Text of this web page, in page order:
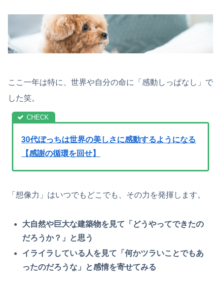
ここ一年は特に、世界や自分の命に「感動しっぱなし」で
した笑。
30代ぼっちは世界の美しさに感動するようになる
【感謝の循環を回せ】
「想像力」はいつでもどこでも、その力を発揮します。
大自然や巨大な建築物を見て「どうやってできたの
だろうか？」と思う
イライラしている人を見て「何かツラいことでもあ
ったのだろうな」と感情を寄せてみる